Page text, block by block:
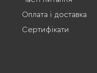
Оплата і доставка
Сертифікати